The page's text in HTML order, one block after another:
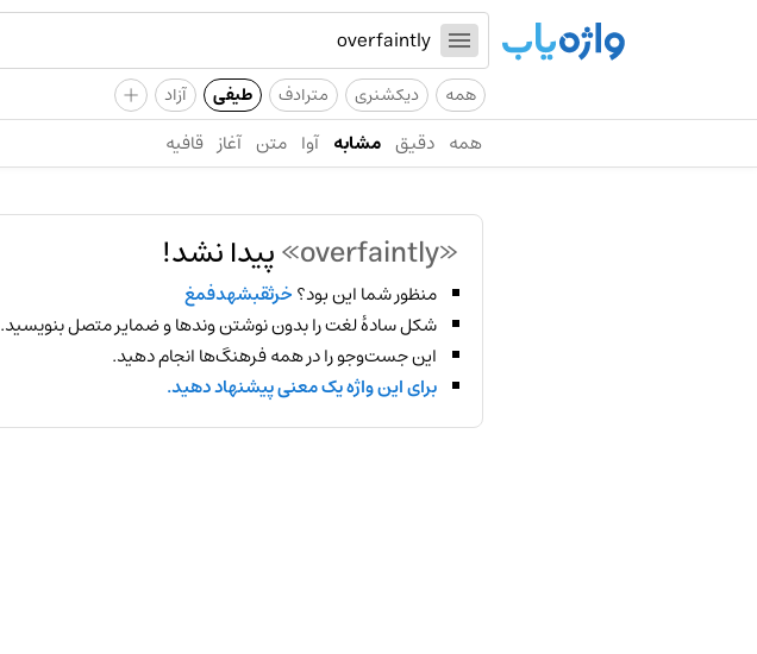
همه دیکشنری مترادف طیفی آزاد +
همه دقیق مشابه آوا متن آغاز قافیه
«overfaintly» پیدا نشد!
منظور شما این بود؟خرثقبشهدفمغ
شکل سادهٔ لغت را بدون نوشتن وندها و ضمایر متصل بنویسید.
این جست‌وجو را در همه فرهنگ‌ها انجام دهید.
برای این واژه یک معنی پیشنهاد دهید.